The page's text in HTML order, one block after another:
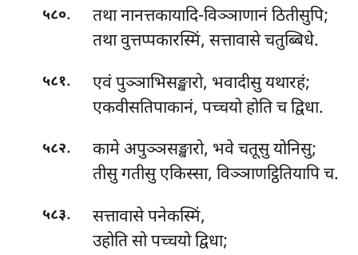
५८०.
तथा नानत्तकायादि-विञ्ञाणानं ठितीसुपि;
तथा वुत्तप्पकारस्मिं, सत्तावासे चतुब्बिधे.
५८१.
एवं पुञ्ञाभिसङ्खारो, भवादीसु यथारहं;
एकवीसतिपाकानं, पच्चयो होति च द्विधा.
५८२.
कामे अपुञ्ञसङ्खारो, भवे चतूसु योनिसु;
तीसु गतीसु एकिस्सा, विञ्ञाणट्ठितियापि च.
५८३.
सत्तावासे पनेकस्मिं,
उहोति सो पच्चयो द्विधा;